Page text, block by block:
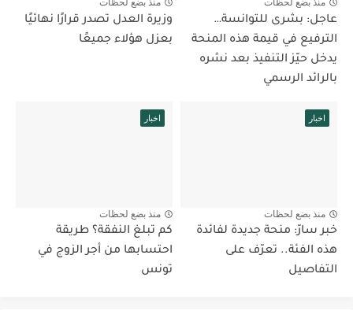
منذ بضع لحظات
عاجل: بشرى للتوانسة…
الترفيع في قيمة هذه المنحة
يدخل حيّز التنفيذ بعد نشره
بالرائد الرسمي
منذ بضع لحظات
وزيرة العدل تصدر قرارًا نهائيًا
بعزل هؤلاء جميعًا
اخبار
منذ بضع لحظات
خبر سارّ: منحة جديدة لفائدة
هذه الفئة.. تعرّف على
التفاصيل
اخبار
منذ بضع لحظات
كم تبلغ النفقة؟ طريقة
احتسابها من أجر الزوج في
تونس